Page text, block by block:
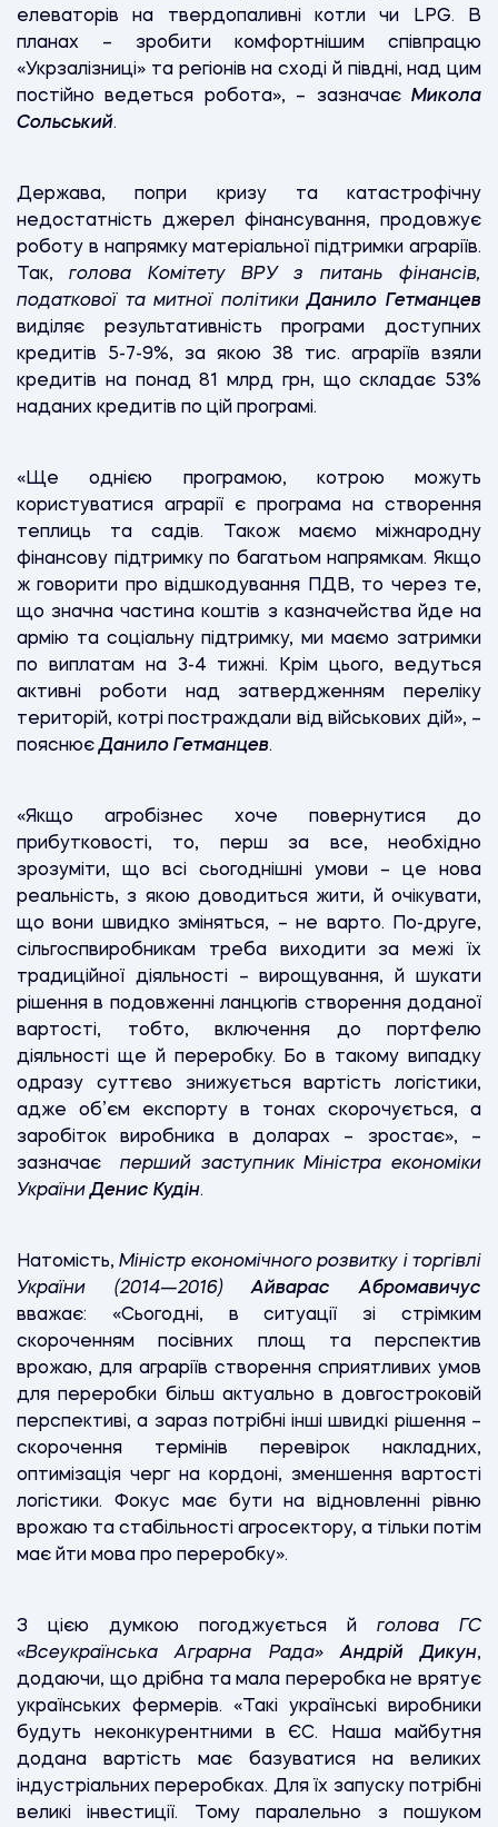
елеваторів на твердопаливні котли чи LPG. В
планах – зробити комфортнішим співпрацю
«Укрзалізниці» та регіонів на сході й півдні, над цим
постійно ведеться робота», – зазначає Микола
Сольський.
Держава, попри кризу та катастрофічну
недостатність джерел фінансування, продовжує
роботу в напрямку матеріальної підтримки аграріїв.
Так,голова Комітету ВРУ з питань фінансів,
податкової та митної політикиДанило Гетманцев
виділяє результативність програми доступних
кредитів 5-7-9%,
за якою 38 тис. аграріїв взяли
кредитів на понад 81 млрд грн, що складає 53%
наданих кредитів по цій програмі.
«Ще однією програмою, котрою можуть
користуватися аграрії є програма на створення
теплиць та садів. Також маємо міжнародну
фінансову підтримку по багатьом напрямкам. Якщо
ж говорити про відшкодування ПДВ, то через те,
що значна частина коштів з казначейства йде на
армію та соціальну підтримку, ми маємо затримки
по виплатам на 3-4 тижні. Крім цього, ведуться
активні роботи над затвердженням переліку
територій, котрі постраждали від військових дій», –
пояснюєДанило Гетманцев.
«Якщо агробізнес хоче повернутися до
прибутковості, то, перш за все, необхідно
зрозуміти, що всі сьогоднішні умови – це нова
реальність, з якою доводиться жити, й очікувати,
що вони швидко зміняться, – не варто. По-друге,
сільгоспвиробникам треба виходити за межі їх
традиційної діяльності – вирощування, й шукати
рішення в подовженні ланцюгів створення доданої
вартості, тобто, включення до портфелю
діяльності ще й переробку. Бо в такому випадку
одразу суттєво знижується вартість логістики,
адже об’єм експорту в тонах скорочується, а
заробіток виробника в доларах – зростає», –
зазначаєперший заступник Міністра економіки
УкраїниДенис Кудін.
Натомість,Міністр економічного розвитку і торгівлі
України (2014—2016)Айварас Абромавичус
вважає: «Сьогодні, в ситуації зі стрімким
скороченням посівних площ та перспектив
врожаю, для аграріїв створення сприятливих умов
для переробки більш актуально в довгостроковій
перспективі, а зараз потрібні інші швидкі рішення –
скорочення термінів перевірок накладних,
оптимізація черг на кордоні, зменшення вартості
логістики. Фокус має бути на відновленні рівню
врожаю та стабільності агросектору, а тільки потім
має йти мова про переробку».
З цією думкою погоджується й голова ГС
«Всеукраїнська Аграрна Рада»
Андрій Дикун,
додаючи, що дрібна та мала переробка не врятує
українських фермерів. «Такі українські виробники
будуть неконкурентними в ЄС. Наша майбутня
додана вартість має базуватися на великих
індустріальних переробках. Для їх запуску потрібні
великі інвестиції. Тому паралельно з пошуком